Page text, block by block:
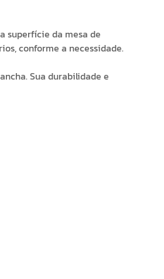
superfície da mesa de
conforme a necessidade.
Sua durabilidade e